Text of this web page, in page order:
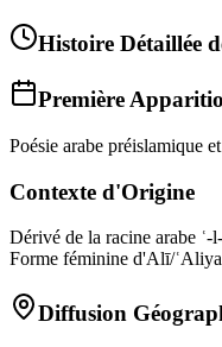
Histoire Détaillée
Première
Poésie arabe préislamique
Contexte d'Origine
Dérivé de la racine arabe
Forme féminine d'Alī/
Diffusion